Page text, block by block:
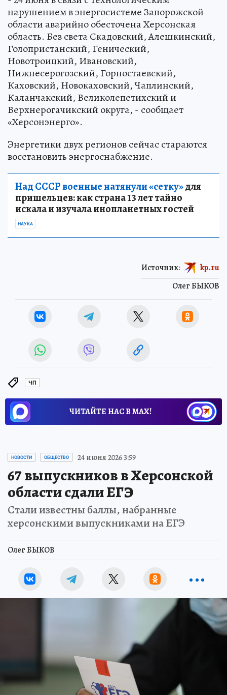
нарушением в энергосистеме Запорожской
области аварийно обесточена Херсонская
область. Без света Скадовский, Алешкинский,
Голопристанский, Генический,
Новотроицкий, Ивановский,
Нижнесерогозский, Горностаевский,
Каховский, Новокаховский, Чаплинский,
Каланчакский, Великолепетихский и
Верхнерогачикский округа, - сообщает
«Херсонэнерго».
Энергетики двух регионов сейчас стараются
восстановить энергоснабжение.
Над СССР военные натянули «сетку»для
пришельцев: как страна 13 лет тайно
искала и изучала инопланетных гостей
НАУКА
Олег БЫКОВ
Источник: kp.ru
ЧП
ЧИТАЙТЕ НАС В МАХ!
НОВОСТИ ОБЩЕСТВО 24 июня 2026 3:59
67 выпускников в Херсонской
области сдали ЕГЭ
Стали известны баллы, набранные
херсонскими выпускниками на ЕГЭ
Олег БЫКОВ